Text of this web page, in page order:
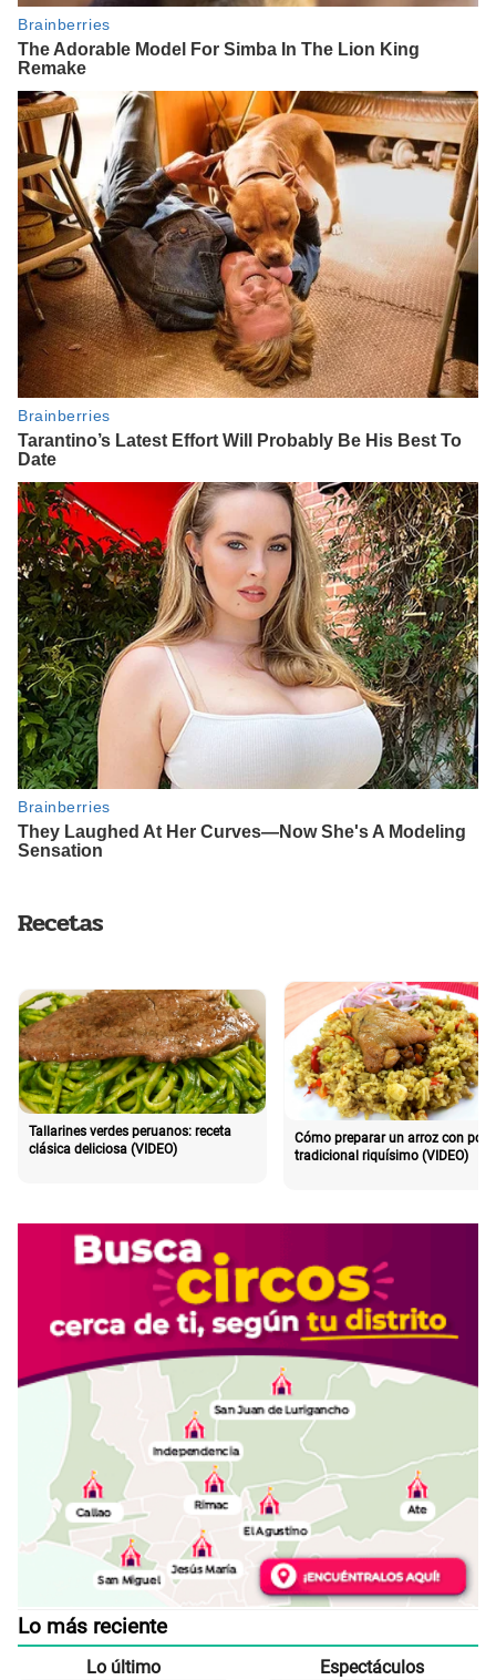
Recetas
Tallarines verdes peruanos: receta
clásica deliciosa (VIDEO)
Cómo preparar un arroz con pollo
tradicional riquísimo (VIDEO)
Lo más reciente
Lo último Espectáculos